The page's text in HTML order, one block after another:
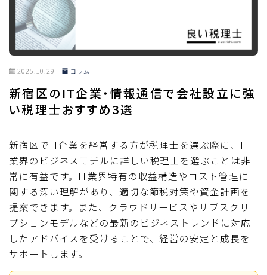
2025.10.29 コラム
新宿区のIT企業・情報通信で会社設立に強
い税理士おすすめ3選
新宿区でIT企業を経営する方が税理士を選ぶ際に、IT
業界のビジネスモデルに詳しい税理士を選ぶことは非
常に有益です。IT業界特有の収益構造やコスト管理に
関する深い理解があり、適切な節税対策や資金計画を
提案できます。また、クラウドサービスやサブスクリ
プションモデルなどの最新のビジネストレンドに対応
したアドバイスを受けることで、経営の安定と成長を
サポートします。